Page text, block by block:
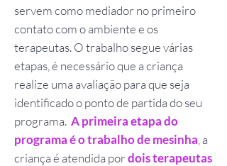
servem como mediador no primeiro
contato com o ambiente e os
terapeutas. O trabalho segue várias
etapas, é necessário que a criança
realize uma avaliação para que seja
identificado o ponto de partida do seu
programa. A primeira etapa do
programa é o trabalho de mesinha , a
criança é atendida pordois terapeutas